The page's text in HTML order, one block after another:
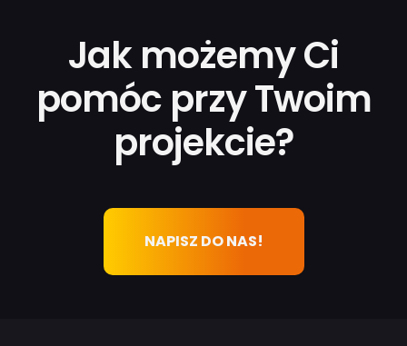
Jak możemy Ci
pomóc przy Twoim
projekcie?
NAPISZ DO NAS!